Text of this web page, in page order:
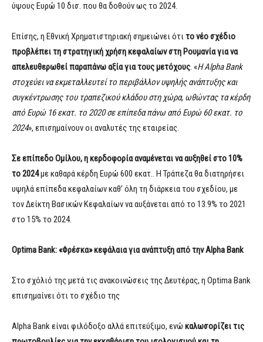
ύψους Ευρώ 10 δισ. που θα δοθούν ως το 2024.
Επίσης, η Εθνική Χρηματιστηριακή σημειώνει ότιτο νέο σχέδιο
προβλέπει τη στρατηγική χρήση κεφαλαίων στη Ρουμανία για να
απελευθερωθεί παραπάνω αξία για τους μετόχους. «ΗAlpha Bank
στοχεύει να εκμεταλλευτεί το περιβάλλον υψηλής ανάπτυξης και
συγκέντρωσης του τραπεζικού κλάδου στη χώρα, ωθώντας τα κέρδη
από Ευρώ 16 εκατ. το 2020 σε επίπεδα πάνω από Ευρώ 60 εκατ. το
2024», επισημαίνουν οι αναλυτές της εταιρείας.
Σε επίπεδο Ομίλου, η κερδοφορία αναμένεται να αυξηθεί στο 10%
το 2024με καθαρά κέρδη Ευρώ 600 εκατ.. Η Τράπεζα θα διατηρήσει
υψηλά επίπεδα κεφαλαίων καθ’ όλη τη διάρκεια του σχεδίου, με
τον Δείκτη Βασικών Κεφαλαίων να αυξάνεται από το 13.9% το 2021
στο 15% το 2024.
Optima Bank: «Φρέσκα» κεφάλαια για ανάπτυξη από την Alpha Bank
Στο σχόλιό της μετά τις ανακοινώσεις της Δευτέρας, η Optima Bank
επισημαίνει ότι το σχέδιο της
Alpha Bank είναι φιλόδοξο αλλά επιτεύξιμο, ενώ καλωσορίζει τις